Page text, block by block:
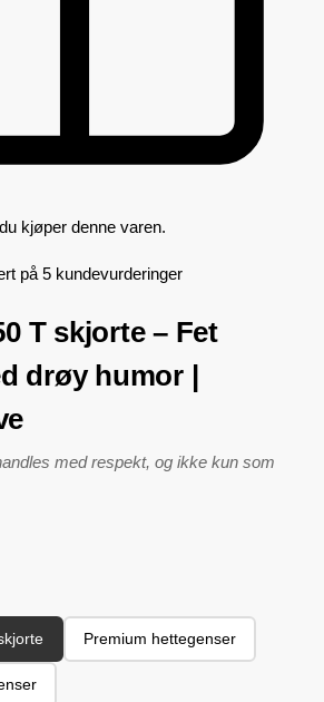
kjøper denne varen.
på 5 kundevurderinger
T skjorte – Fet
drøy humor |
med respekt, og ikke kun som
Premium hettegenser